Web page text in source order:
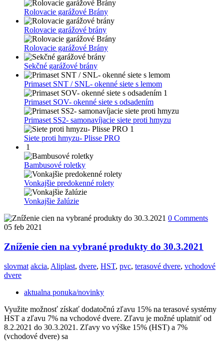
Rolovacie garážové Brány
Rolovacie garážové brány
Rolovacie garážové Brány
Sekčné garážové brány
Primaset SNT / SNL- okenné siete s lemom
1
Primaset SOV- okenné siete s odsadením
Primaset SS2- samonavíjacie siete proti hmyzu
1
Siete proti hmyzu- Plisse PRO
1
Bambusové roletky
Vonkajšie predokenné rolety
Vonkajšie žalúzie
0 Comments
05 feb 2021
Zníženie cien na vybrané produkty do 30.3.2021
slovmat akcia, Aliplast, dvere, HST, pvc, terasové dvere, vchodové
dvere
aktualna ponuka/novinky
Využite možnosť získať dodatočnú zľavu 15% na terasové systémy
HST a zľavu 7% na vchodové dvere. Zľavu je možné uplatniť od
8.2.2021 do 30.3.2021. Zľavy vo výške 15% (HST) a 7%
(vchodové dvere) sa